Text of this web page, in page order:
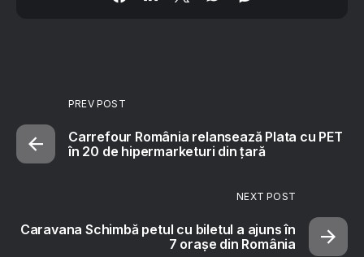
PREV POST
Carrefour România relansează Plata cu PET
în 20 de hipermarketuri din țară
NEXT POST
Caravana Schimbă petul cu biletul a ajuns în
7 orașe din România